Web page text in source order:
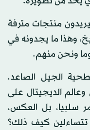
منتجات مترفة
وهذا ما يجدونه في
ونحن منهم.
الجيل الصاعد،
وعالم الديجيتال على
سلبيا، بل العكس،
كيف ذلك؟